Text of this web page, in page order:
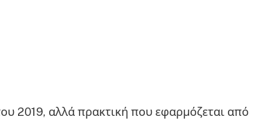
2019, αλλά πρακτική που εφαρμόζεται από